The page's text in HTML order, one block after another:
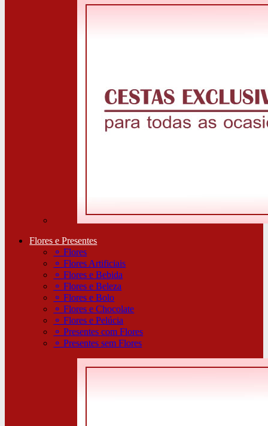
Flores e Presentes
⚬Flores
⚬Flores Artificiais
⚬Flores e Bebida
⚬Flores e Beleza
⚬Flores e Bolo
⚬Flores e Chocolate
⚬Flores e Pelúcia
⚬Presentes com Flores
⚬Presentes sem Flores